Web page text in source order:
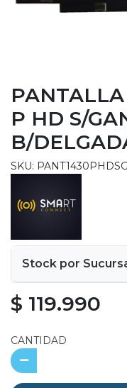
P HD S/
B/
SKU: PANT1430PHDSG
Stock por
$ 119.990
CANTIDAD